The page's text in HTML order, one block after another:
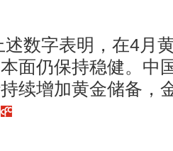
数字表明，在4月
面仍保持稳健。中
续增加黄金储备，